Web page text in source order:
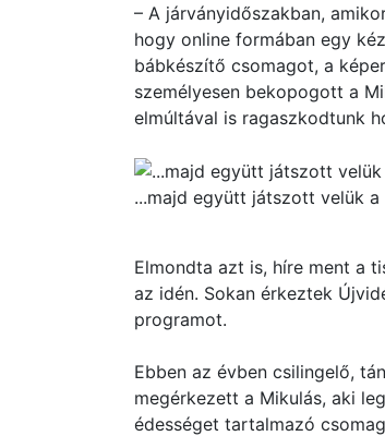
– A járványidőszakban,
hogy online formában egy
bábkészítő csomagot, a
személyesen bekopogott a
elmúltával is ragaszkodtunk
...majd együtt játszott velük
Elmondta azt is, híre ment a
az idén. Sokan érkeztek
programot.
Ebben az évben csilingelő,
megérkezett a Mikulás, aki
édességet tartalmazó